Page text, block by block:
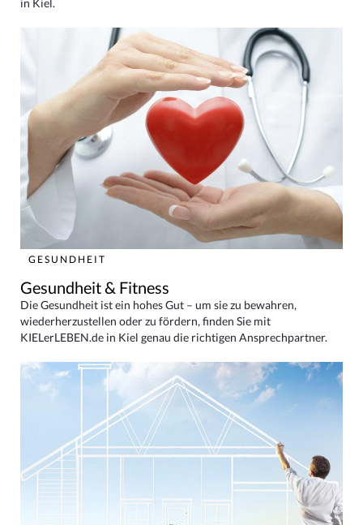
GESUNDHEIT
Gesundheit & Fitness
Die Gesundheit ist ein hohes Gut – um sie zu bewahren,
wiederherzustellen oder zu fördern, finden Sie mit
KIELerLEBEN.de in Kiel genau die richtigen Ansprechpartner.